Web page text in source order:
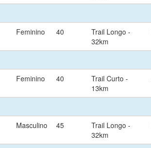
Feminino 40
Trail Longo -
32km
Feminino 40
Trail Curto -
13km
Masculino 45
Trail Longo -
32km